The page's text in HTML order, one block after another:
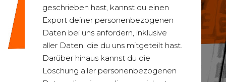
geschrieben hast, kannst du einen
Export deiner personenbezogenen
Daten bei uns anfordern, inklusive
aller Daten, die du uns mitgeteilt hast.
Darüber hinaus kannst du die
Löschung aller personenbezogenen